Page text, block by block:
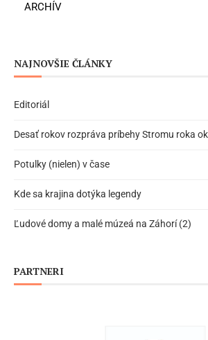
ARCHÍV
NAJNOVŠIE ČLÁNKY
Editoriál
Desať rokov rozpráva príbehy Stromu roka
Potulky (nielen) v čase
Kde sa krajina dotýka legendy
Ľudové domy a malé múzeá na Záhorí (2)
PARTNERI